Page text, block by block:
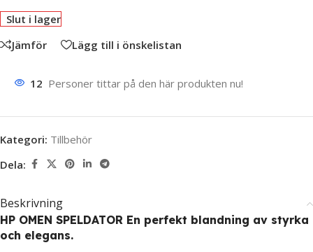
Slut i lager
Jämför
Lägg till i önskelistan
12 Personer tittar på den här produkten nu!
Kategori: Tillbehör
Dela:
Beskrivning
HP OMEN SPELDATOR En perfekt blandning av styrka
och elegans.